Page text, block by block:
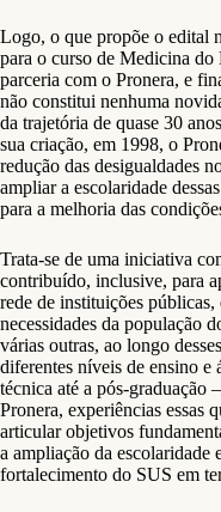
Logo, o que propõe o edital
para o curso de Medicina
parceria com o Pronera, e
não constitui nenhuma
da trajetória de quase 30
sua criação, em 1998, o
redução das desigualdades
ampliar a escolaridade
para a melhoria das
Trata-se de uma iniciativa
contribuído, inclusive, para
rede de instituições
necessidades da população
várias outras, ao longo
diferentes níveis de ensino e
técnica até a pós-graduação
Pronera, experiências essas
articular objetivos
a ampliação da escolaridade
fortalecimento do SUS em